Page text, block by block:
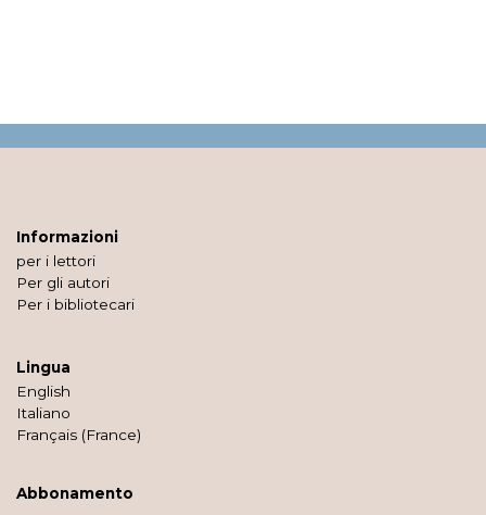
Informazioni
per i lettori
Per gli autori
Per i bibliotecari
Lingua
English
Italiano
Français (France)
Abbonamento